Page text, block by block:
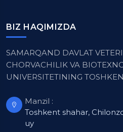
BIZ HAQIMIZDA
SAMARQAND DAVLAT
CHORVACHILIK VA
UNIVERSITETINING
Manzil :
Toshkent shahar,
uy